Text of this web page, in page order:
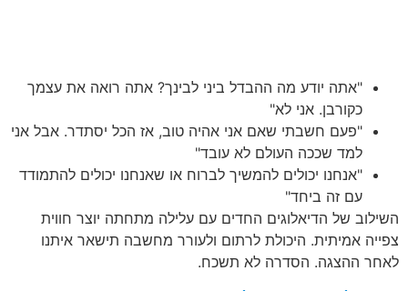
"אתה יודע מה ההבדל ביני לבינך? אתה רואה את עצמך
כקורבן. אני לא"
"פעם חשבתי שאם אני אהיה טוב, אז הכל יסתדר. אבל אני
למד שככה העולם לא עובד"
"אנחנו יכולים להמשיך לברוח או שאנחנו יכולים להתמודד
עם זה ביחד"
השילוב של הדיאלוגים החדים עם עלילה מתחתה יוצר חווית
צפייה אמיתית. היכולת לרתום ולעורר מחשבה תישאר איתנו
לאחר ההצגה. הסדרה לא תשכח.